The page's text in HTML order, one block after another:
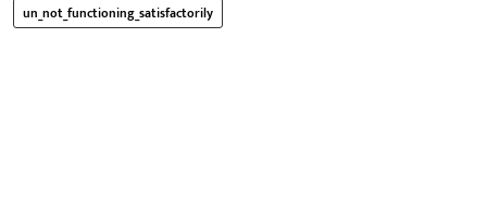
un_not_functioning_satisfactorily